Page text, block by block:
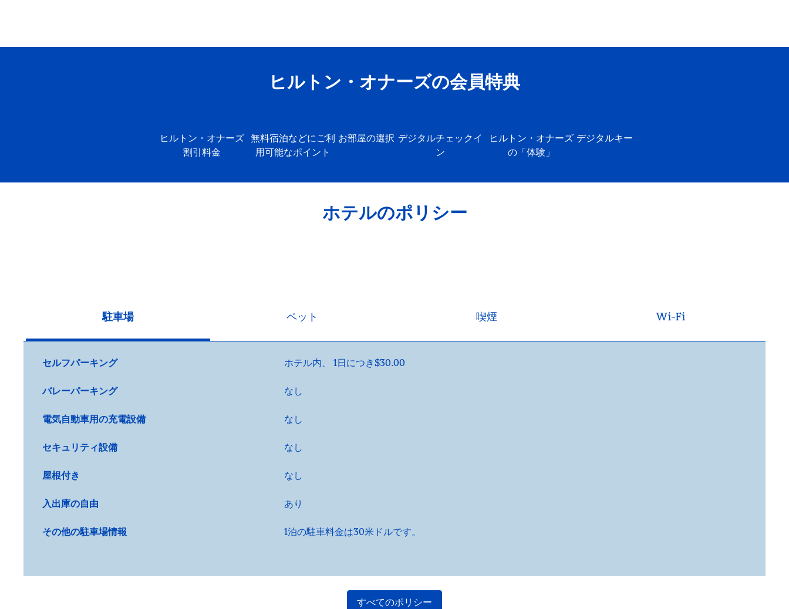
ヒルトン・オナーズの会員特典
ヒルトン・オナーズ
割引料金
無料宿泊などにご利
用可能なポイント
お部屋の選択 デジタルチェックイ
ン
ヒルトン・オナーズ
の「体験」
デジタルキー
ホテルのポリシー
駐車場 ペット 喫煙 Wi-Fi
セルフパーキング ホテル内、 1日につき$30.00
バレーパーキング なし
電気自動車用の充電設備 なし
セキュリティ設備 なし
屋根付き なし
入出庫の自由 あり
その他の駐車場情報 1泊の駐車料金は30米ドルです。
すべてのポリシー